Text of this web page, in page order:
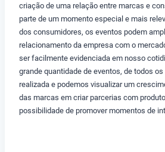
criação de uma relação entre marcas e
parte de um momento especial e mais
dos consumidores, os eventos podem
relacionamento da empresa com o
ser facilmente evidenciada em nosso
grande quantidade de eventos, de todos
realizada e podemos visualizar um
das marcas em criar parcerias com
possibilidade de promover momentos de